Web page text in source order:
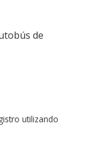
de
utilizando